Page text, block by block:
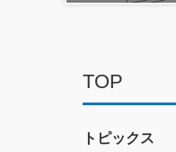
TOP
トピックス